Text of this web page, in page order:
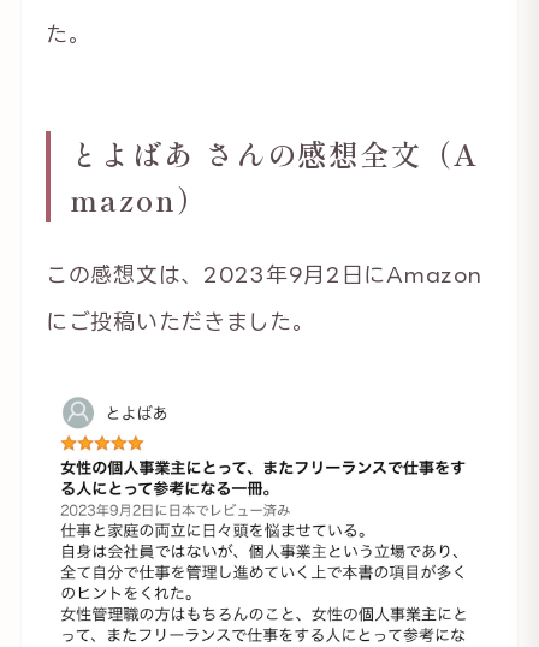
た。
とよばあ さんの感想全文（A
mazon）
この感想文は、2023年9月2日にAmazon
にご投稿いただきました。